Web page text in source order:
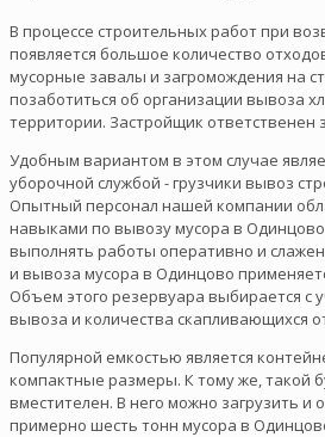
В процессе строительных работ при
появляется большое количество
мусорные завалы и загромождения на
позаботиться об организации вывоза
территории. Застройщик ответственен
Удобным вариантом в этом случае
уборочной службой - грузчики вывоз
Опытный персонал нашей компании
навыками по вывозу мусора в
выполнять работы оперативно и
и вывоза мусора в Одинцово
Объем этого резервуара выбирается с
вывоза и количества скапливающихся
Популярной емкостью является
компактные размеры. К тому же, такой
вместителен. В него можно загрузить и
примерно шесть тонн мусора в